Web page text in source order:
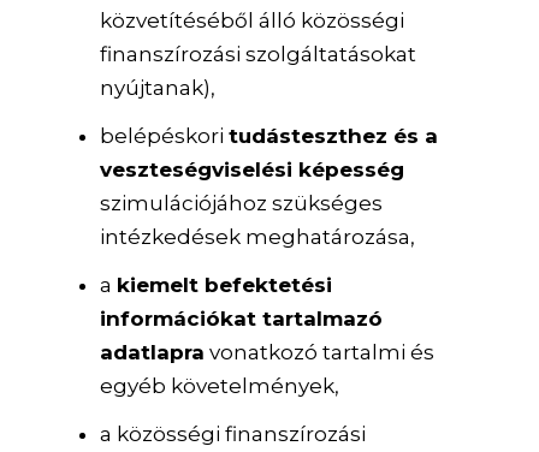
közvetítéséből álló közösségi
finanszírozási szolgáltatásokat
nyújtanak),
belépéskoritudásteszthez és a
veszteségviselési képesség
szimulációjához szükséges
intézkedések meghatározása,
a kiemelt befektetési
információkat tartalmazó
adatlapra vonatkozó tartalmi és
egyéb követelmények,
a közösségi finanszírozási